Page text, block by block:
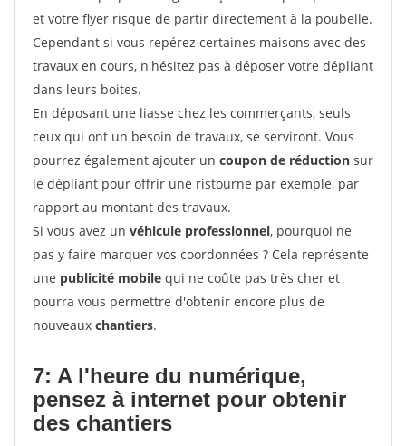
et votre flyer risque de partir directement à la poubelle.
Cependant si vous repérez certaines maisons avec des
travaux en cours, n'hésitez pas à déposer votre dépliant
dans leurs boites.
En déposant une liasse chez les commerçants, seuls
ceux qui ont un besoin de travaux, se serviront. Vous
pourrez également ajouter un coupon de réduction sur
le dépliant pour offrir une ristourne par exemple, par
rapport au montant des travaux.
Si vous avez un véhicule professionnel, pourquoi ne
pas y faire marquer vos coordonnées ? Cela représente
une publicité mobile qui ne coûte pas très cher et
pourra vous permettre d'obtenir encore plus de
nouveaux chantiers.
7: A l'heure du numérique,
pensez à internet pour obtenir
des chantiers